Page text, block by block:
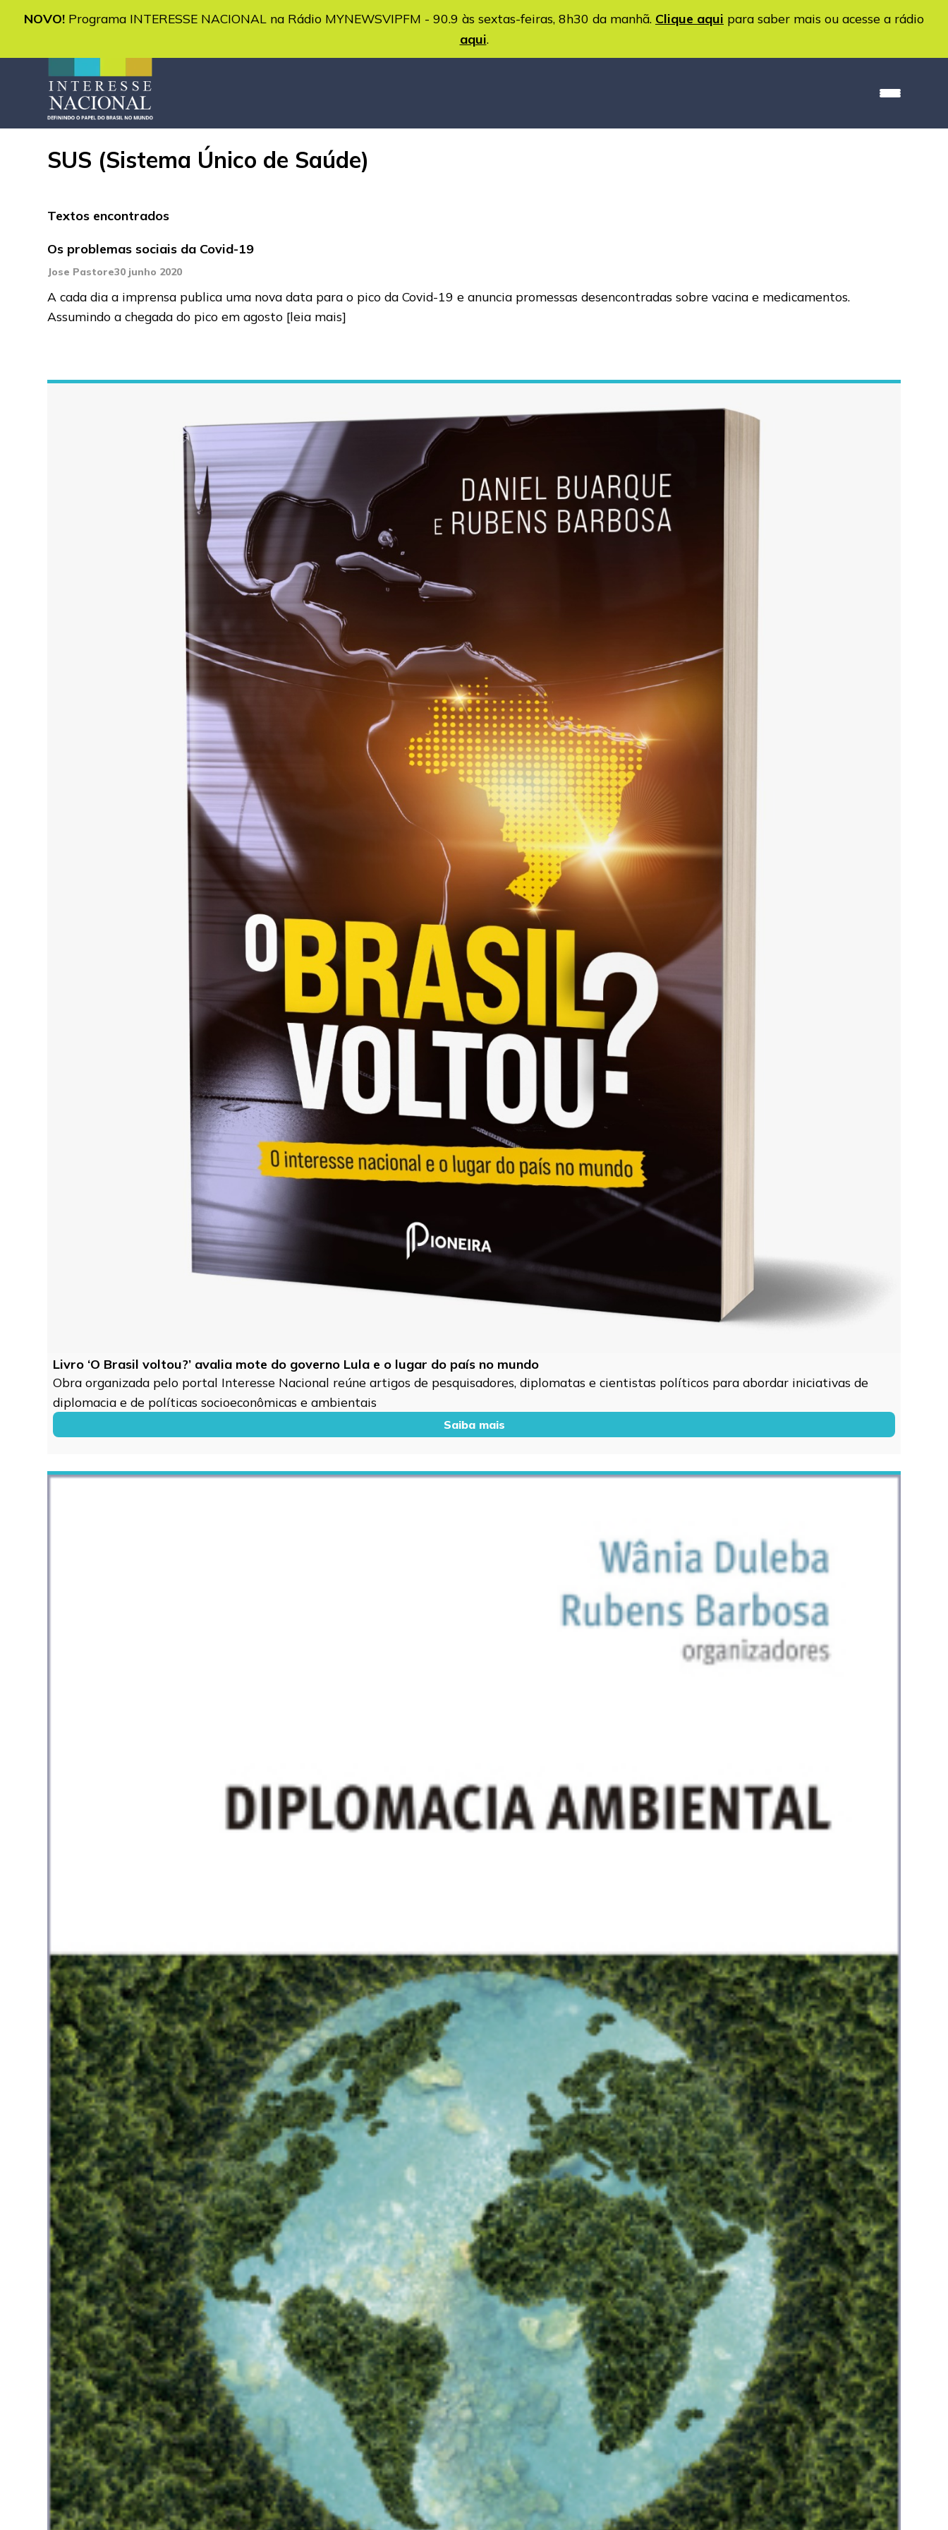
NOVO! Programa INTERESSE NACIONAL na Rádio MYNEWSVIPFM - 90.9 às sextas-feiras, 8h30 da manhã. Clique aqui para saber mais ou acesse a rádio
aqui.
SUS (Sistema Único de Saúde)
Textos encontrados
Os problemas sociais da Covid-19
Jose Pastore30 junho 2020
A cada dia a imprensa publica uma nova data para o pico da Covid-19 e anuncia promessas desencontradas sobre vacina e medicamentos.
Assumindo a chegada do pico em agosto [leia mais]
Livro ‘O Brasil voltou?’ avalia mote do governo Lula e o lugar do país no mundo
Obra organizada pelo portal Interesse Nacional reúne artigos de pesquisadores, diplomatas e cientistas políticos para abordar iniciativas de
diplomacia e de políticas socioeconômicas e ambientais
Saiba mais